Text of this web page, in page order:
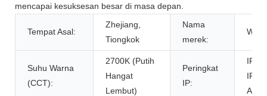
mencapai kesuksesan besar di masa depan.
Tempat Asal:
Zhejiang,
Tiongkok
Nama
merek:
Suhu Warna
(CCT):
2700K (Putih
Hangat
Lembut)
Peringkat
IP:
IP65
Air